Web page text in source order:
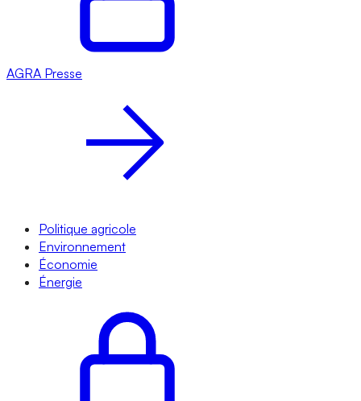
AGRA Presse
Politique agricole
Environnement
Économie
Énergie